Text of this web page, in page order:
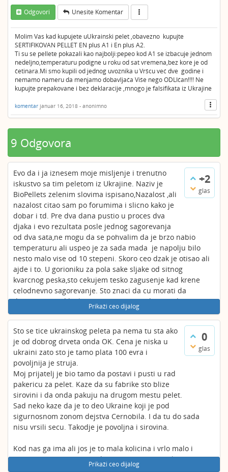
Odgovori
Unesite Komentar
Molim Vas kad kupujete uUkrainski pelet ,obavezno kupujte
SERTIFIKOVAN PELLET EN plus A1 i En plus A2.
Ti su se pellete pokazali kao najbolji:pepeo kod A1 se izbacuje jednom
nedeljno,temperaturu podigne u roku od sat vremena,bez kore je od
četinara.Mi smo kupili od jednog uvoznika u Vršcu već dve godine i
nemamo nameru da menjamo dobavljača Više nego ODLIčan!!!! Ne
kupujte prepakovane i bez deklaracije ,mnogo je falsifikata iz Ukrajine
komentar januar 16, 2018 - anonimno
9 Odgovora
+2
glas
Evo da i ja iznesem moje misljenje i trenutno
iskustvo sa tim peletom iz Ukrajine. Naziv je
BioPellets zelenim slovima ispisano,Nazalost ,ali
nazalost citao sam po forumima i slicno kako je
dobar i td. Pre dva dana pustio u proces dva
djaka i evo rezultata posle jednog sagorevanja
od dva sata,ne mogu da se pohvalim da je brzo nabio
temperaturu ali uspeo je za sada mada je napolju bilo
nesto malo vise od 10 stepeni. Skoro ceo dzak je otisao ali
ajde i to. U gorioniku za pola sake sljake od sitnog
kvarcnog peska,sto cekujem tesko zagusenje kad krene
celodnevno sagorevanje. Sto znaci da cu morati da
dezuram pored kotla bar tri ,cetri puta dnevno da cistim
gorionik. Inace imam kotao samo na pelet bez dorade vec
fabricki. Prosle zime sam koristio Jela Star i ovakvih ili
slicnih problema nisam imao. Ja sam ogorcen atek sledi
zima. Ovo je moje licno iskustvo a za ostale ne znam.
ZAKLJUCAK:Izbegavajte ove ne proverene pelete. P.S. Da ne
bude da vrsim anti kampanju za ukrajinske a falim nase
kupio sam ga jer je ta ista Jela u pred sezoni bila 195e eto
bezobrazluka a mi snalazimo se kako znamo i kako
umemo,i neka nam je bog u pomoci.
Nadam se da ce ovo nekom koristiti i da dobro razmisli a ja
cu sigorno do godine dzak dva pa da probam ,makar bilo i
Prikaži ceo dijalog
0
glas
Sto se tice ukrainskog peleta pa nema tu sta ako
je od dobrog drveta onda OK. Cena je niska u
ukraini zato sto je tamo plata 100 evra i
povoljnija je struja.
Moj prijatelj je bio tamo da postavi i pusti u rad
pakericu za pelet. Kaze da su fabrike sto blize
sirovini i da onda pakuju na drugom mestu pelet.
Sad neko kaze da je to deo Ukraine koji je pod
sigurnosnom zonom dejstva Cernobila. I da tu do sada
nisu vrsili secu. Takodje je povoljna i sirovina.
Kod nas ga ima ali jos je to mala kolicina i vrlo malo i
povratnog transporta iz ukraine pa je i to problem.
Prikaži ceo dijalog